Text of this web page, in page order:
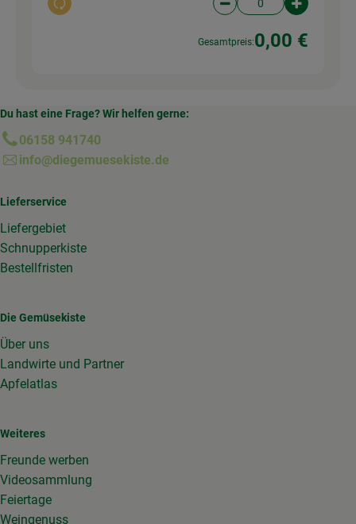
Auswahl ändern Artikelanzahl
Gesamtpreis:0,00 €
Du hast eine Frage? Wir helfen gerne:
06158 941740
info@diegemuesekiste.de
Lieferservice
Liefergebiet
Schnupperkiste
Bestellfristen
Die Gemüsekiste
Über uns
Landwirte und Partner
Apfelatlas
Weiteres
Freunde werben
Videosammlung
Feiertage
Weingenuss